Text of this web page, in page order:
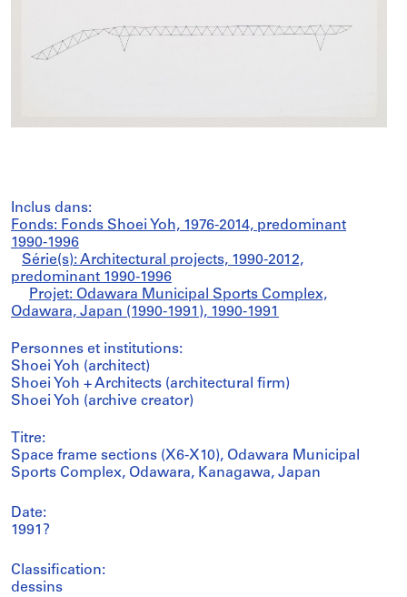
Inclus dans:
Fonds: Fonds Shoei Yoh, 1976-2014, predominant
1990-1996
Série(s): Architectural projects, 1990-2012,
predominant 1990-1996
Projet: Odawara Municipal Sports Complex,
Odawara, Japan (1990-1991), 1990-1991
Personnes et institutions:
Shoei Yoh (architect)
Shoei Yoh + Architects (architectural firm)
Shoei Yoh (archive creator)
Titre:
Space frame sections (X6-X10), Odawara Municipal
Sports Complex, Odawara, Kanagawa, Japan
Date:
1991?
Classification:
dessins